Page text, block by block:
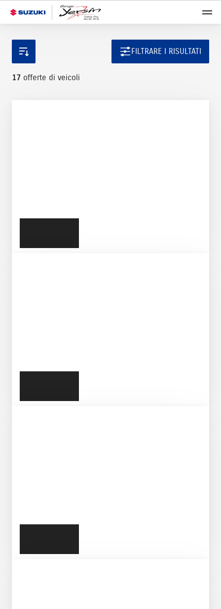
FILTRARE I RISULTATI
17 offerte di veicoli